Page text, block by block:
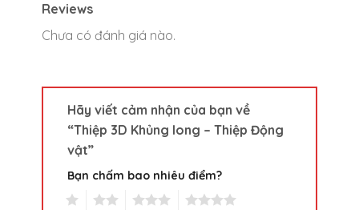
Reviews
Chưa có đánh giá nào.
Hãy viết cảm nhận của bạn về
“Thiệp 3D Khủng long – Thiệp Động
vật”
Bạn chấm bao nhiêu điểm?